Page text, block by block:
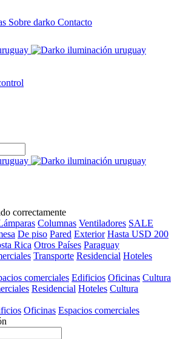
Sobre darko Contacto
correctamente
Columnas Ventiladores SALE
De piso Pared Exterior Hasta USD 200
Rica Otros Países Paraguay
Transporte Residencial Hoteles
comerciales Edificios Oficinas Cultura
Residencial Hoteles Cultura
Oficinas Espacios comerciales